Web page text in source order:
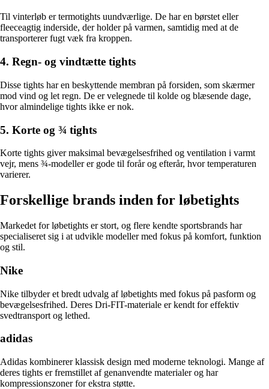
Til vinterløb er termotights uundværlige. De har en børstet eller
fleeceagtig inderside, der holder på varmen, samtidig med at de
transporterer fugt væk fra kroppen.
4. Regn- og vindtætte tights
Disse tights har en beskyttende membran på forsiden, som skærmer
mod vind og let regn. De er velegnede til kolde og blæsende dage,
hvor almindelige tights ikke er nok.
5. Korte og ¾ tights
Korte tights giver maksimal bevægelsesfrihed og ventilation i varmt
vejr, mens ¾-modeller er gode til forår og efterår, hvor temperaturen
varierer.
Forskellige brands inden for løbetights
Markedet for løbetights er stort, og flere kendte sportsbrands har
specialiseret sig i at udvikle modeller med fokus på komfort, funktion
og stil.
Nike
Nike tilbyder et bredt udvalg af løbetights med fokus på pasform og
bevægelsesfrihed. Deres Dri-FIT-materiale er kendt for effektiv
svedtransport og lethed.
adidas
Adidas kombinerer klassisk design med moderne teknologi. Mange af
deres tights er fremstillet af genanvendte materialer og har
kompressionszoner for ekstra støtte.